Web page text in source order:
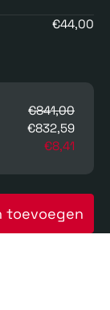
€44,00
€841,00
€832,59
€8,41
toevoegen